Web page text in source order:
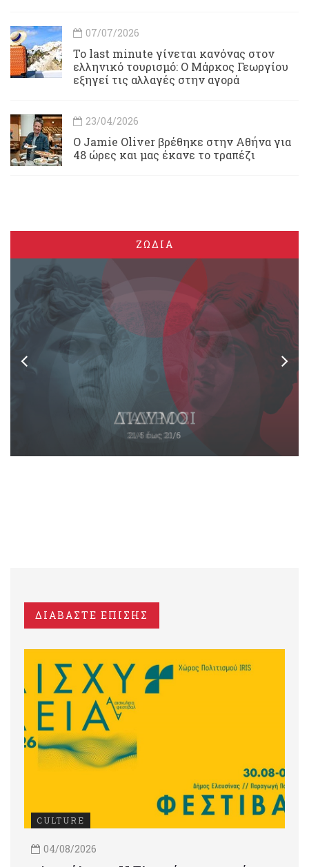
07/07/2026
Το last minute γίνεται κανόνας στον
ελληνικό τουρισμό: Ο Μάρκος Γεωργίου
εξηγεί τις αλλαγές στην αγορά
23/04/2026
Ο Jamie Oliver βρέθηκε στην Αθήνα για
48 ώρες και μας έκανε το τραπέζι
ΖΩΔΙΑ
ΔΙΑΒΑΣΤΕ ΕΠΙΣΗΣ
CULTURE
04/08/2026